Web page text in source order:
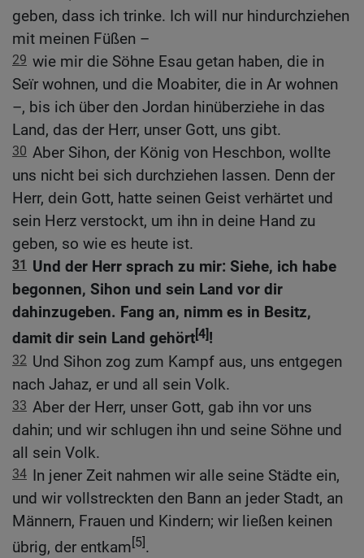
geben, dass ich trinke. Ich will nur hindurchziehen
mit meinen Füßen –
29 wie mir die Söhne Esau getan haben, die in
Seïr wohnen, und die Moabiter, die in Ar wohnen
–, bis ich über den Jordan hinüberziehe in das
Land, das der Herr, unser Gott, uns gibt.
30 Aber Sihon, der König von Heschbon, wollte
uns nicht bei sich durchziehen lassen. Denn der
Herr, dein Gott, hatte seinen Geist verhärtet und
sein Herz verstockt, um ihn in deine Hand zu
geben, so wie es heute ist.
31
Und der Herr sprach zu mir: Siehe, ich habe
begonnen, Sihon und sein Land vor dir
dahinzugeben. Fang an, nimm es in Besitz,
damit dir sein Land gehört[4]!
32 Und Sihon zog zum Kampf aus, uns entgegen
nach Jahaz, er und all sein Volk.
33 Aber der Herr, unser Gott, gab ihn vor uns
dahin; und wir schlugen ihn und seine Söhne und
all sein Volk.
34 In jener Zeit nahmen wir alle seine Städte ein,
und wir vollstreckten den Bann an jeder Stadt, an
Männern, Frauen und Kindern; wir ließen keinen
übrig, der entkam[5].